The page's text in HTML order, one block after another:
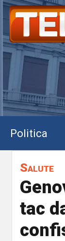
Politica
Salute
tac